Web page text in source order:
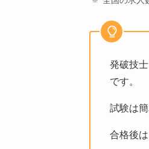
発破技
です。
試験は
合格後